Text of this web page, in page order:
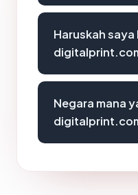
Haruskah
Negara mana